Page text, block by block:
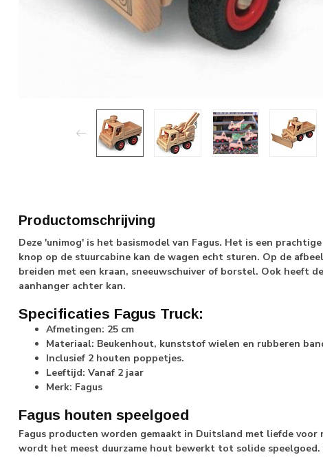
Productomschrijving
Deze 'unimog' is het basismodel van Fagus. Het is een
knop op de stuurcabine kan de wagen echt sturen. Op de
breiden met een kraan, sneeuwschuiver of borstel. Ook heeft
aanhanger achter kan.
Specificaties Fagus Truck:
Afmetingen: 25 cm
Materiaal: Beukenhout, kunststof wielen en rubberen
Inclusief 2 houten poppetjes.
Leeftijd: Vanaf 2 jaar
Merk: Fagus
Fagus houten speelgoed
Fagus producten worden gemaakt in Duitsland met liefde voor
wordt het meest duurzame hout bewerkt tot solide